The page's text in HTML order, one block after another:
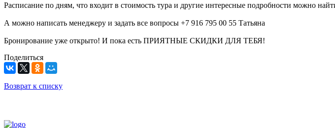
Расписание по дням, что входит в стоимость тура и другие интересные подробности можно
А можно написать менеджеру и задать все вопросы +7 916 795 00 55 Татьяна
Бронирование уже открыто! И пока есть ПРИЯТНЫЕ СКИДКИ ДЛЯ ТЕБЯ!
Поделиться
Возврат к списку